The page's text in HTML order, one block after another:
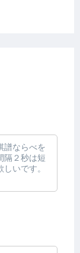
譜ならべを
隔２秒は短
いです。